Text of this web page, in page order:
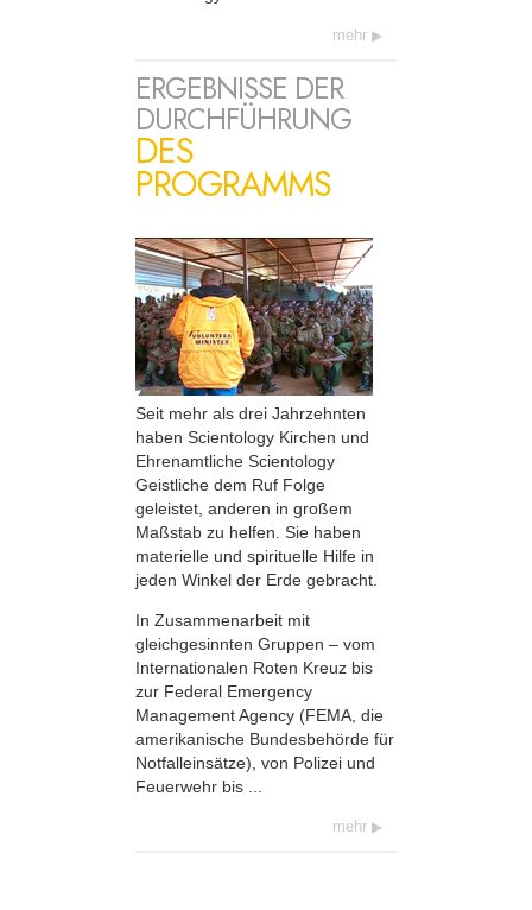
mehr
ERGEBNISSE DER
DURCHFÜHRUNG
DES
PROGRAMMS
Seit mehr als drei Jahrzehnten
haben Scientology Kirchen und
Ehrenamtliche Scientology
Geistliche dem Ruf Folge
geleistet, anderen in großem
Maßstab zu helfen. Sie haben
materielle und spirituelle Hilfe in
jeden Winkel der Erde gebracht.
In Zusammenarbeit mit
gleichgesinnten Gruppen – vom
Internationalen Roten Kreuz bis
zur Federal Emergency
Management Agency (FEMA, die
amerikanische Bundes­behörde für
Notfalleinsätze), von Polizei und
Feuerwehr bis ...
mehr